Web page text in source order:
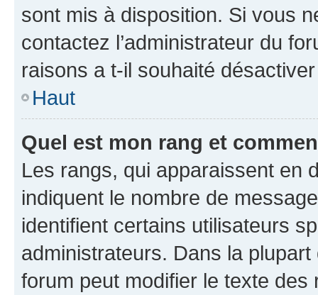
sont mis à disposition. Si vous
contactez l’administrateur du
raisons a t-il souhaité
Haut
Quel est mon rang et
Les rangs, qui apparaissent en
indiquent le nombre de
identifient certains utilisateurs
administrateurs. Dans la
forum peut modifier le texte